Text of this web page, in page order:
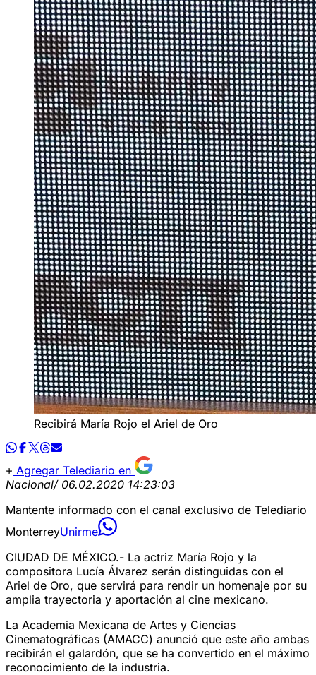
Recibirá María Rojo el Ariel de Oro
Agregar Telediario en
Nacional/ 06.02.2020 14:23:03
Mantente informado con el canal exclusivo de Telediario
MonterreyUnirme
CIUDAD DE MÉXICO.- La actriz María Rojo y la
compositora Lucía Álvarez serán distinguidas con el
Ariel de Oro, que servirá para rendir un homenaje por su
amplia trayectoria y aportación al cine mexicano.
La Academia Mexicana de Artes y Ciencias
Cinematográficas (AMACC) anunció que este año ambas
recibirán el galardón, que se ha convertido en el máximo
reconocimiento de la industria.